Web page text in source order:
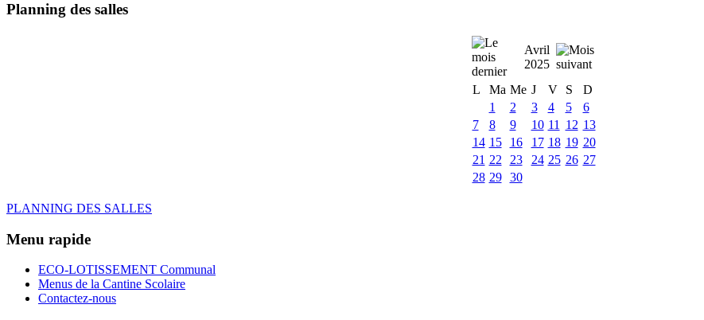
Planning des salles
Avril
2025
L
Ma Me J V S
D
1
2 3 4 5
6
7
8 9 10 11 12 13
14 15 16 17 18 19 20
21 22 23 24 25 26 27
28 29 30
PLANNING DES SALLES
Menu rapide
ECO-LOTISSEMENT Communal
Menus de la Cantine Scolaire
Contactez-nous